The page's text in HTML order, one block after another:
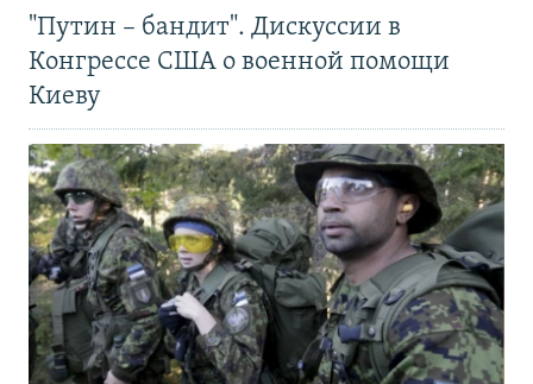
"Путин – бандит". Дискуссии в
Конгрессе США о военной помощи
Киеву